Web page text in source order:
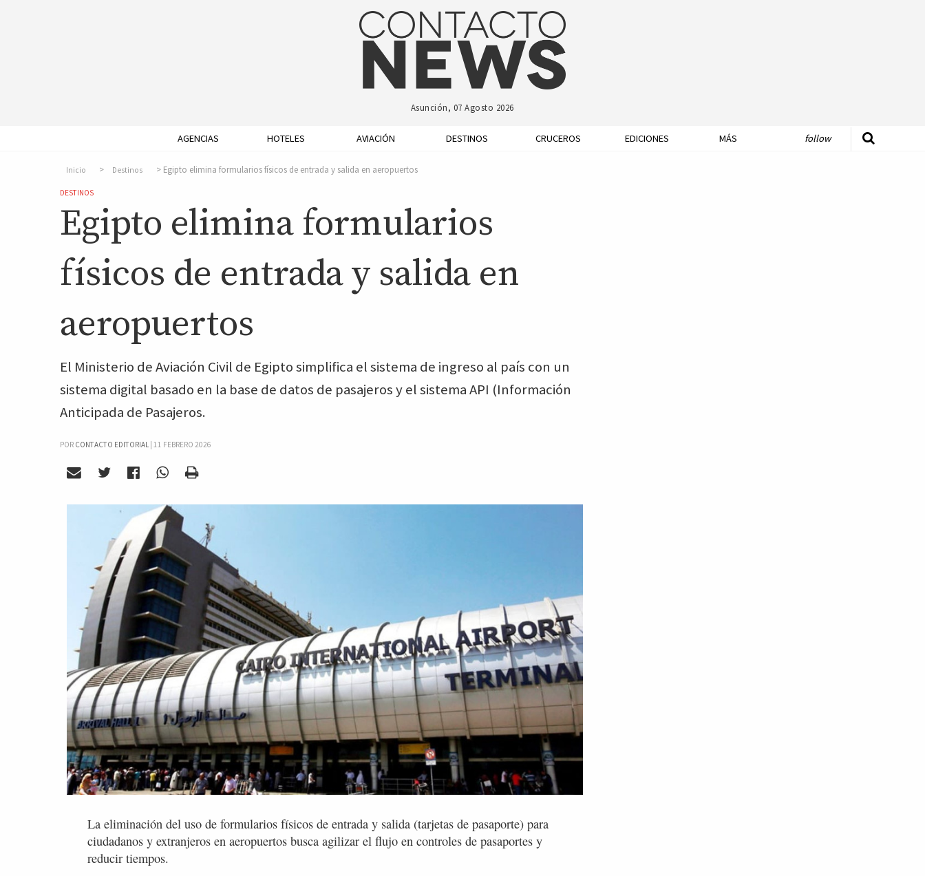
Asunción, 07 Agosto 2026
AGENCIAS HOTELES AVIACIÓN DESTINOS CRUCEROS EDICIONES MÁS follow
Inicio Destinos Egipto elimina formularios físicos de entrada y salida en aeropuertos
DESTINOS
Egipto elimina formularios
físicos de entrada y salida en
aeropuertos
El Ministerio de Aviación Civil de Egipto simplifica el sistema de ingreso al país con un
sistema digital basado en la base de datos de pasajeros y el sistema API (Información
Anticipada de Pasajeros.
POR CONTACTO EDITORIAL | 11 FEBRERO 2026
La eliminación del uso de formularios físicos de entrada y salida (tarjetas de pasaporte) para
ciudadanos y extranjeros en aeropuertos busca agilizar el flujo en controles de pasaportes y
reducir tiempos.